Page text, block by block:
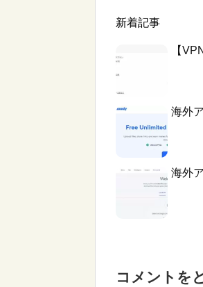
新着記事
【
海外
海外
コメントを